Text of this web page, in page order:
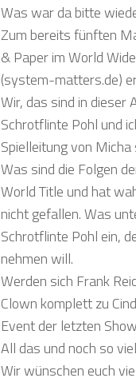
Was war da bitte
Zum bereits fünften
& Paper im World
(system-matters.de)
Wir, das sind in dieser
Schrotflinte Pohl und
Spielleitung von
Was sind die Folgen
World Title und hat
nicht gefallen. Was
Schrotflinte Pohl ein,
nehmen will.
Werden sich Frank
Clown komplett zu
Event der letzten
All das und noch so
Wir wünschen euch